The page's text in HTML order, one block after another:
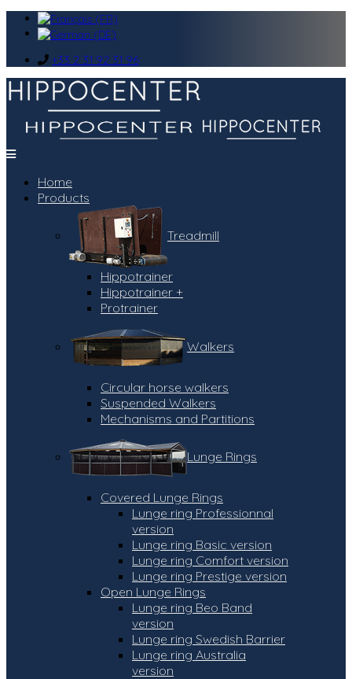
+33 2 31 92 31 96
Home
Products
Treadmill
Hippotrainer
Hippotrainer +
Protrainer
Walkers
Circular horse walkers
Suspended Walkers
Mechanisms and Partitions
Lunge Rings
Covered Lunge Rings
Lunge ring Professionnal
version
Lunge ring Basic version
Lunge ring Comfort version
Lunge ring Prestige version
Open Lunge Rings
Lunge ring Beo Band
version
Lunge ring Swedish Barrier
Lunge ring Australia
version